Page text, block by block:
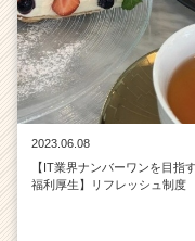
2023.06.08
【IT業界ナンバーワンを目指す
福利厚生】リフレッシュ制度